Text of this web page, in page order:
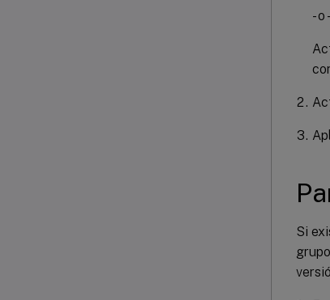
- o -
Si